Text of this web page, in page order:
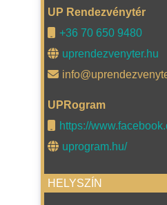
UP Rendezvénytér
+36 70 650 9480
uprendezvenyter.hu
UPRogram
https://
uprogram.hu/
HELYSZÍN